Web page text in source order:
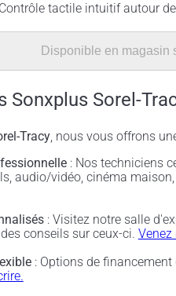
Contrôle tactile intuitif autour
Disponible en magasin
Sonxplus Sorel-
Tracy, nous vous offrons
: Nos techniciens
audio/vidéo, cinéma
: Visitez notre salle
conseils sur ceux-ci. Venez
: Options de financement